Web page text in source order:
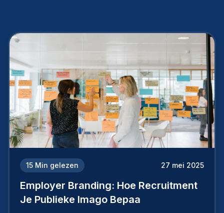
15 Min gelezen 27 mei 2025
Employer Branding: Hoe Recruitment
Je Publieke Imago Bepaa